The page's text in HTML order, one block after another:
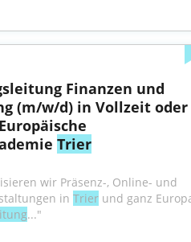
Finanzen und
(m/w/d) in Vollzeit oder
Trier
wir Präsenz-, Online- und
in Trier
..."